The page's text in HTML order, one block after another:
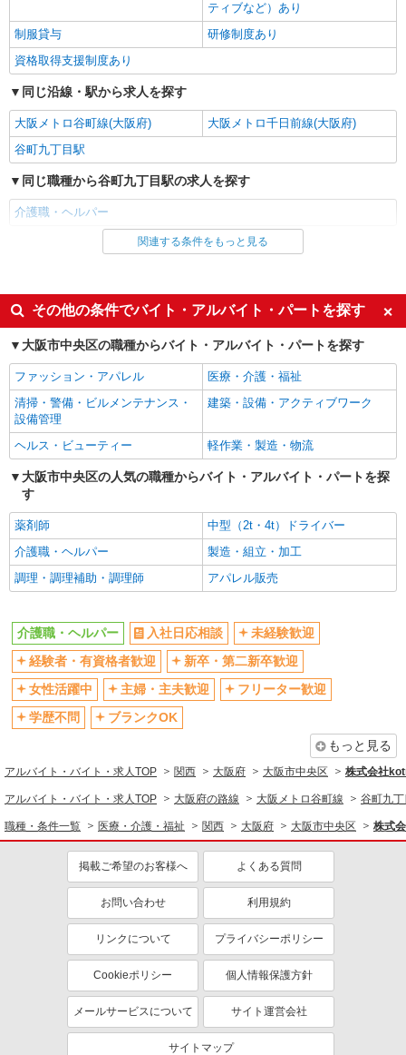
ティブなど）あり
制服貸与
研修制度あり
資格取得支援制度あり
同じ沿線・駅から求人を探す
大阪メトロ谷町線(大阪府)
大阪メトロ千日前線(大阪府)
谷町九丁目駅
同じ職種から谷町九丁目駅の求人を探す
介護職・ヘルパー
同じ雇用形態から谷町九丁目駅の求人を探す
同じ特徴から谷町九丁目駅の求人を探す
入社日応相談
未経験歓迎
経験者・有資格者歓迎
新卒・第二新卒歓迎
女性活躍中
主婦・主夫歓迎
フリーター歓迎
ブランクOK
ミドル（40代～）活躍中
エルダー（50代～）活躍中
シニア（60代～）活躍中
高収入・高額
昇給あり
完全週休2日制
フルタイム歓迎
禁煙・分煙
駅直結・駅チカ
車通勤OK
残業少なめ（月20h未満）
交通費支給
社会保険あり
産休・育休取得実績あり
退職金・財形貯蓄制度あり
各種手当（家族・役職・インセン
ティブなど）あり
制服貸与
同じ職種から求人を探す
介護職・ヘルパー
同じ特徴から求人を探す
ミドル（40代～）活躍中
ボーナス・賞与あり
車通勤OK
交通費支給
社会保険あり
産休・育休取得実績あり
関連する条件をもっと見る
その他の条件でバイト・アルバイト・パートを探す
大阪市中央区の職種からバイト・アルバイト・パートを探す
ファッション・アパレル
医療・介護・福祉
清掃・警備・ビルメンテナンス・
設備管理
建築・設備・アクティブワーク
ヘルス・ビューティー 軽作業・製造・物流
大阪市中央区の人気の職種からバイト・アルバイト・パートを探
す
薬剤師
中型（2t・4t）ドライバー
介護職・ヘルパー
製造・組立・加工
調理・調理補助・調理師
アパレル販売
介護職・ヘルパー 入社日応相談
未経験歓迎
経験者・有資格者歓迎
新卒・第二新卒歓迎
女性活躍中
主婦・主夫歓迎
フリーター歓迎
学歴不問
ブランクOK
もっと見る
アルバイト・バイト・求人TOP 関西 大阪府 大阪市中央区 株式会社
アルバイト・バイト・求人TOP 大阪府の路線 大阪メトロ谷町線 谷町九
職種・条件一覧 医療・介護・福祉 関西 大阪府 大阪市中央区 株式
掲載ご希望のお客様へ よくある質問
お問い合わせ 利用規約
リンクについて プライバシーポリシー
Cookieポリシー 個人情報保護方針
メールサービスについて サイト運営会社
サイトマップ